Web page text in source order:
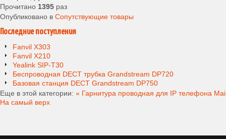
Прочитано 1395 раз
Опубликовано в Сопутствующие товары
Последние поступления
Fanvil X303
Fanvil X210
Yealink SIP-T30
Беспроводная DECT трубка Grandstream DP720
Базовая станция DECT Grandstream DP750
Еще в этой категории: « Гарнитура проводная для IP телефона
На самый верх